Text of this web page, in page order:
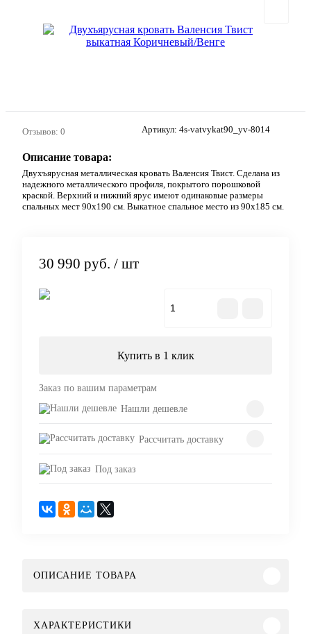
Отзывов: 0 Артикул: 4s-vatvykat90_yv-8014
Описание товара:
Двухъярусная металлическая кровать Валенсия Твист. Сделана из
надежного металлического профиля, покрытого порошковой
краской. Верхний и нижний ярус имеют одинаковые размеры
спальных мест 90х190 см. Выкатное спальное место из 90х185 см.
30 990 руб. / шт
Купить в 1 клик
Заказ по вашим параметрам
Нашли дешевле
Рассчитать доставку
Под заказ
ОПИСАНИЕ ТОВАРА
ХАРАКТЕРИСТИКИ